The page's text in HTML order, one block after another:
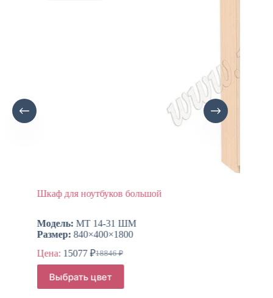
Шкаф для ноутбуков большой
Модель:МТ 14-31 ШМ
Размер:840×400×1800
Цена:
18846₽
Первоначальная
составляла
18846 ₽.
15077₽Текущая
15077 ₽.
Выбрать цвет
имеет